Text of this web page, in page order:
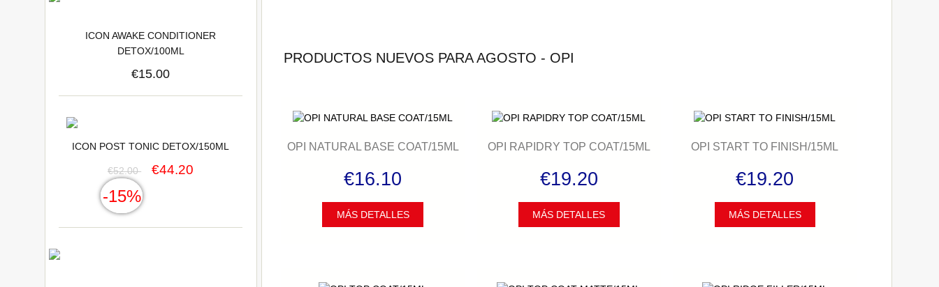
ICON AWAKE CONDITIONER
DETOX/100ML
€15.00
ICON POST TONIC DETOX/150ML
€52.00 €44.20
-15%
PRODUCTOS NUEVOS PARA AGOSTO - OPI
OPI NATURAL BASE COAT/15ML
€16.10
MÁS DETALLES
OPI RAPIDRY TOP COAT/15ML
€19.20
MÁS DETALLES
OPI START TO FINISH/15ML
€19.20
MÁS DETALLES